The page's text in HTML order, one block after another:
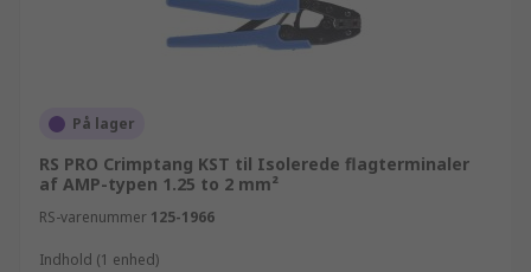
På lager
RS PRO Crimptang KST til Isolerede flagterminaler
af AMP-typen 1.25 to 2 mm²
RS-varenummer 125-1966
Indhold (1 enhed)